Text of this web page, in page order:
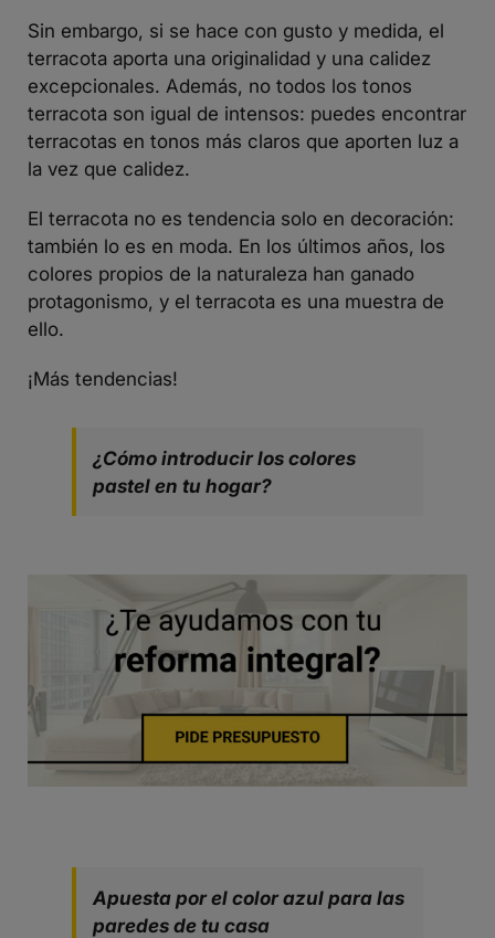
Sin embargo, si se hace con gusto y medida, el
terracota aporta una originalidad y una calidez
excepcionales. Además, no todos los tonos
terracota son igual de intensos: puedes encontrar
terracotas en tonos más claros que aporten luz a
la vez que calidez.
El terracota no es tendencia solo en decoración:
también lo es en moda. En los últimos años, los
colores propios de la naturaleza han ganado
protagonismo, y el terracota es una muestra de
ello.
¡Más tendencias!
¿Cómo introducir los colores
pastel en tu hogar?
Apuesta por el color azul para las
paredes de tu casa